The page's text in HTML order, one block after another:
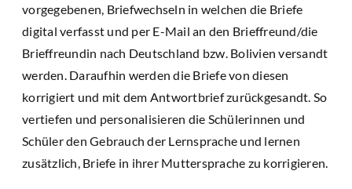
vorgegebenen, Briefwechseln in welchen die Briefe
digital verfasst und per E-Mail an den Brieffreund/die
Brieffreundin nach Deutschland bzw. Bolivien versandt
werden. Daraufhin werden die Briefe von diesen
korrigiert und mit dem Antwortbrief zurückgesandt. So
vertiefen und personalisieren die Schülerinnen und
Schüler den Gebrauch der Lernsprache und lernen
zusätzlich, Briefe in ihrer Muttersprache zu korrigieren.